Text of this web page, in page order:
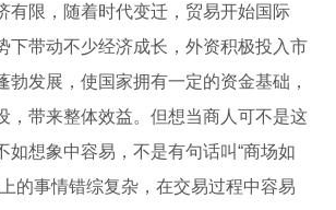
有限，随着时代变迁，贸易开始国际
下带动不少经济成长，外资积极投入市
勃发展，使国家拥有一定的资金基础，
，带来整体效益。但想当商人可不是这
如想象中容易，不是有句话叫“商场如
的事情错综复杂，在交易过程中容易